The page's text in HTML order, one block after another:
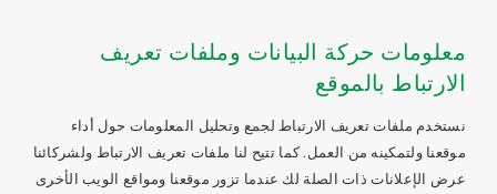
معلومات حركة البيانات وملفات تعريف
الارتباط بالموقع
نستخدم ملفات تعريف الارتباط لجمع وتحليل المعلومات حول أداء
موقعنا ولتمكينه من العمل. كما تتيح لنا ملفات تعريف الارتباط ولشركائنا
عرض الإعلانات ذات الصلة لك عندما تزور موقعنا ومواقع الويب الأخرى